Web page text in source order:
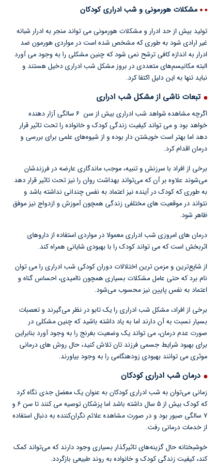
مشکلات هورمونی و شب ادراری کودکان
تولید بیش از حد ادرار و مشکلات هورمونی می تواند منجر به ادرار شبانه
غیر ارادی شود به طوری که مشخص شده است در مواردی هورمون ضد
ادرار به اندازه کافی ترشح نمی شود که چنین مشکلی را به وجود می آورد
البته مکانیسم‌های متعددی در بروز مشکل شب ادراری دخیل هستند و
نباید تنها به این دلیل اکتفا کرد.
تبعات ناشی از مشکل شب ادراری
اگرچه مشاهده شواهد شب ادراری بیش از سن ۶ سالگی آزار دهنده
خواهد بود و می تواند کیفیت زندگی کودک و خانواده را تحت تاثیر قرار
دهد اما بهتر است خویشتن دار بوده و از شیوه‌های علمی برای بررسی و
درمان اقدام کرد.
برخی از افراد با سرزنش و تنبیه، موجب ماندگاری عارضه در فرزندشان
می‌شوند علاوه بر آن که می‌تواند بهداشت روان را نیز تحت تاثیر قرار دهد
به طوری که کودک در آینده نیز اعتماد به نفس چندانی نداشته باشد و
نتواند در موقعیت های مختلفی زندگی همچون آموزش و ازدواج نیز موفق
ظاهر شود.
درمان های امروزی شب ادراری معمولا در مواردی استفاده از داروهای
اثربخش است که می تواند کودک را با بهبودی شایانی همراه کند.
از شایع‌ترین و مزمن ترین اختلالات دوران کودکی شب ادراری را می توان
نام برد که حتی عامل مشکلات بسیاری همچون ناامیدی، احساس گناه و
اعتماد به نفس پایین نیز محسوب می‌شود.
برخی از افراد، مشکل شب ادراری را یک تابو در نظر می‌گیرند و تعصبات
بسیار نسبت به آن دارند اما به یاد داشته باشید که چنین مشکلی در
صورت عدم درمان، می تواند یک وضعیت بغرنج را به وجود آورد بنابراین
برای بهبود شرایط جسمی فرزند تان تلاش کنید، حال روش های درمانی
موثری می توانند بهبودی زودهنگامی را به وجود بیاورند.
درمان شب ادراری کودکان
زمانی می‌توان به شب ادراری کودکان به عنوان یک معضل جدی نگاه کرد
که کودک بیش از ۵ سال داشته باشد اما پزشکان توصیه می کنند تا سن ۶ و
۷ سالگی صبور بود و در صورت مشاهده علائم نگران‌کننده به دنبال استفاده
از خدمات درمانی رفت.
خوشبختانه حال گزینه‌های تاثیرگذار بسیاری وجود دارند که می‌تواند کمک
کند، کیفیت زندگی کودک و خانواده به روند طبیعی بازگردد.